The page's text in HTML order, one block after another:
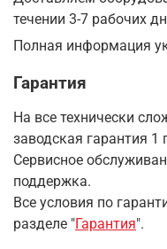
течении 3-7 рабочих
Полная информация
Гарантия
На все технически
заводская гарантия 1
Сервисное
поддержка.
Все условия по
разделе "Гарантия".